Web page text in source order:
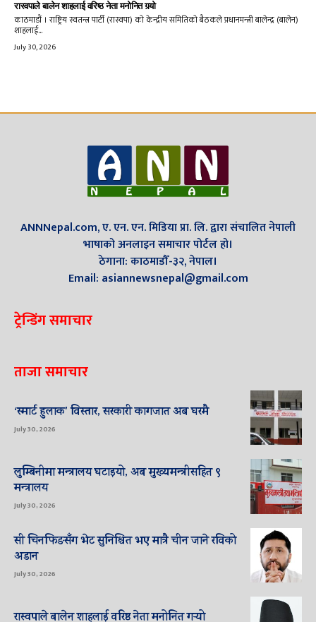
रास्वपाले बालेन शाहलाई वरिष्ठ नेता मनोनित गर्‍यो
काठमाडौं । राष्ट्रिय स्वतन्त्र पार्टी (रास्वपा) को केन्द्रीय समितिको बैठकले प्रधानमन्त्री बालेन्द्र (बालेन)
शाहलाई...
July 30, 2026
ANNNepal.com, ए. एन. एन. मिडिया प्रा. लि. द्वारा संचालित नेपाली
भाषाको अनलाइन समाचार पोर्टल हो।
ठेगाना: काठमाडौँ-३२, नेपाल।
Email: asiannewsnepal@gmail.com
ट्रेन्डिंग समाचार
ताजा समाचार
‘स्मार्ट हुलाक’ विस्तार, सरकारी कागजात अब घरमै
July 30, 2026
लुम्बिनीमा मन्त्रालय घटाइयो, अब मुख्यमन्त्रीसहित ९
मन्त्रालय
July 30, 2026
सी चिनफिङसँग भेट सुनिश्चित भए मात्रै चीन जाने रविको
अडान
July 30, 2026
रास्वपाले बालेन शाहलाई वरिष्ठ नेता मनोनित गर्‍यो